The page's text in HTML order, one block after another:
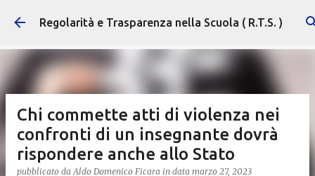
Passa ai contenuti principali
Regolarità e Trasparenza nella Scuola ( R.T.S. )
Chi commette atti di violenza nei
confronti di un insegnante dovrà
rispondere anche allo Stato
pubblicato daAldo Domenico Ficara in data marzo 27, 2023